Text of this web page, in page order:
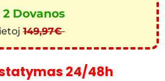
2 Dovanos
149,97€
24/48h